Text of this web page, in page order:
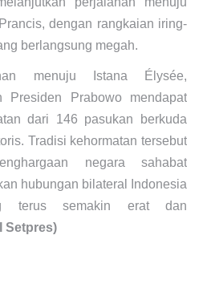
dengan rangkaian iring-
berlangsung megah.
menuju Istana Élysée,
Presiden Prabowo mendapat
dari 146 pasukan berkuda
Tradisi kehormatan tersebut
negara sahabat
hubungan bilateral Indonesia
terus semakin erat dan
Setpres)